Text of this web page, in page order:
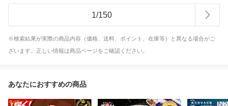
1/150
※検索結果が実際の商品内容（価格、送料、ポイント、在庫等）と異なる場合がご
ざいます。正しい情報は商品ページをご確認ください。
あなたにおすすめの商品